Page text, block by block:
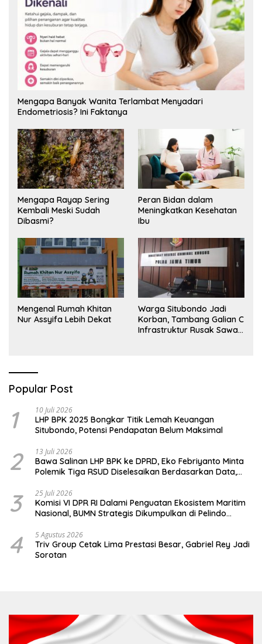
Mengapa Banyak Wanita Terlambat Menyadari
Endometriosis? Ini Faktanya
Mengapa Rayap Sering
Kembali Meski Sudah
Dibasmi?
Peran Bidan dalam
Meningkatkan Kesehatan
Ibu
Mengenal Rumah Khitan
Nur Assyifa Lebih Dekat
Warga Situbondo Jadi
Korban, Tambang Galian C
Infrastruktur Rusak Sawah
Popular Post
1 10 Juli 2026
LHP BPK 2025 Bongkar Titik Lemah Keuangan
Situbondo, Potensi Pendapatan Belum Maksimal
2 13 Juli 2026
Bawa Salinan LHP BPK ke DPRD, Eko Febriyanto Minta
Polemik Tiga RSUD Diselesaikan Berdasarkan Data,
3 25 Juli 2026
Komisi VI DPR RI Dalami Penguatan Ekosistem Maritim
Nasional, BUMN Strategis Dikumpulkan di Pelindo
4 5 Agustus 2026
Triv Group Cetak Lima Prestasi Besar, Gabriel Rey Jadi
Sorotan